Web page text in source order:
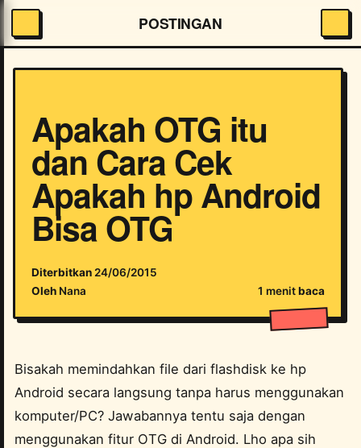
POSTINGAN
Apakah OTG itu
dan Cara Cek
Apakah hp Android
Bisa OTG
Diterbitkan 24/06/2015
Oleh Nana 1 menitbaca
Bisakah memindahkan file dari flashdisk ke hp
Android secara langsung tanpa harus menggunakan
komputer/PC? Jawabannya tentu saja dengan
menggunakan fitur OTG di Android. Lho apa sih